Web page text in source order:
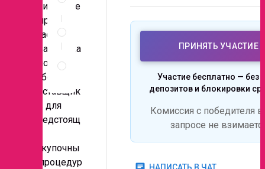
документы
Правила
приглашае
т принять
участие в
квалифика
ционном
отборе
поставщик
ов для
предстоящ
закупочны
х процедур
ПРИНЯТЬ УЧАСТИЕ
Участие бесплатно — без
депозитов и блокировки
Комиссия с победителя
запросе не